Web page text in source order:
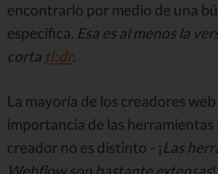
encontrarlo por medio de una
específica. Esa es al menos la
corta tl;dr.
La mayoría de los creadores
importancia de las herramientas
creador no es distinto - ¡Las
Webflow son bastante extensas